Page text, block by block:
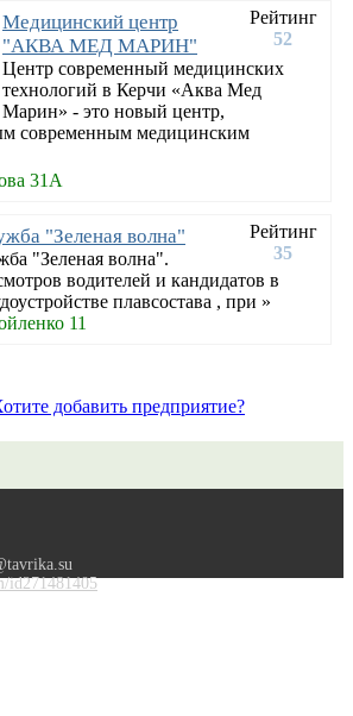
Рейтинг
52
Медицинский центр
"АКВА МЕД МАРИН"
Центр современный медицинских
технологий в Керчи «Аква Мед
Марин» - это новый центр,
современным медицинским
31А
Рейтинг
35
"Зеленая волна"
"Зеленая волна".
водителей и кандидатов в
плавсостава , при »
11
добавить предприятие?
id271481405